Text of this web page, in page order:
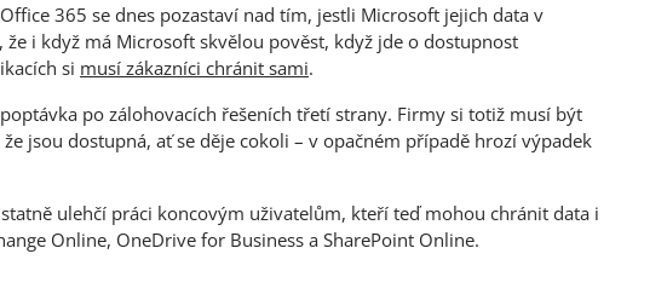
365 se dnes pozastaví nad tím, jestli Microsoft jejich data v
že i když má Microsoft skvělou pověst, když jde o dostupnost
si musí zákazníci chránit sami.
po zálohovacích řešeních třetí strany. Firmy si totiž musí být
jsou dostupná, ať se děje cokoli – v opačném případě hrozí výpadek
ulehčí práci koncovým uživatelům, kteří teď mohou chránit data i
Online, OneDrive for Business a SharePoint Online.